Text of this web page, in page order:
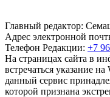
Главный редактор:
Адрес электронной
Телефон Редакции: +7
На страницах сайта в
встречаться указание
данный сервис
которой признана